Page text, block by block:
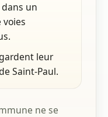
un
voies
leur
Saint-Paul.
ne se